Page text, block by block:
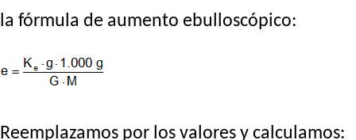
la fórmula de aumento ebulloscópico:
Reemplazamos por los valores y calculamos: